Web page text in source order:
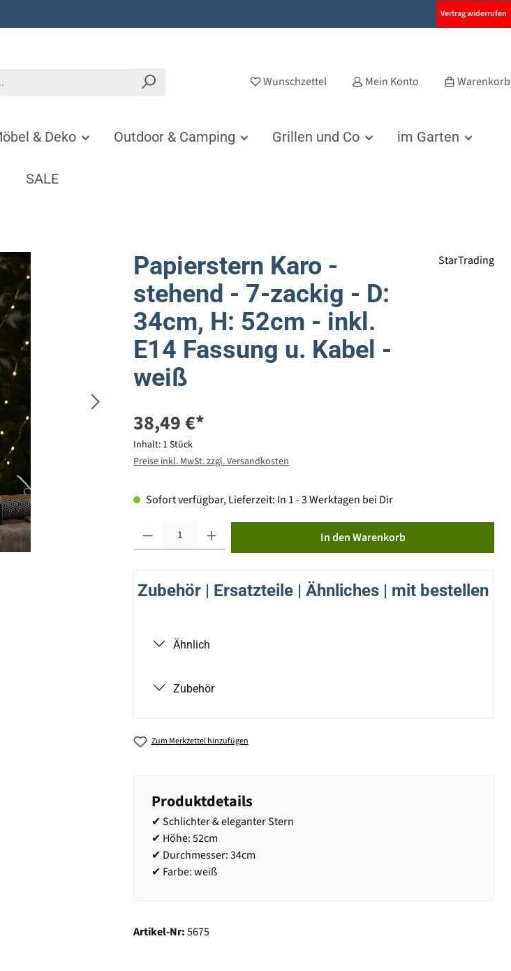
Vertrag widerrufen
Wunschzettel Mein Konto Warenkorb
& Deko Outdoor & Camping Grillen und Co im Garten
SALE
Papierstern Karo -
stehend - 7-zackig - D:
34cm, H: 52cm - inkl.
E14 Fassung u. Kabel -
weiß
StarTrading
38,49 €*
Inhalt: 1 Stück
Preise inkl. MwSt. zzgl. Versandkosten
Sofort verfügbar, Lieferzeit: In 1 - 3 Werktagen bei Dir
In den Warenkorb
Zubehör | Ersatzteile | Ähnliches | mit bestellen
Ähnlich
Zubehör
Zum Merkzettel hinzufügen
Produktdetails
✔ Schlichter & eleganter Stern
✔ Höhe: 52cm
✔ Durchmesser: 34cm
✔ Farbe: weiß
Artikel-Nr:5675